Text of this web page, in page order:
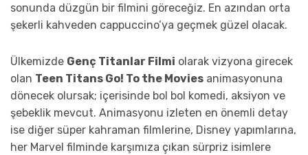
sonunda düzgün bir filmini göreceğiz. En azından orta
şekerli kahveden cappuccino’ya geçmek güzel olacak.
Ülkemizde Genç Titanlar Filmi olarak vizyona girecek
olan Teen Titans Go! To the Movies animasyonuna
dönecek olursak; içerisinde bol bol komedi, aksiyon ve
şebeklik mevcut. Animasyonu izleten en önemli detay
ise diğer süper kahraman filmlerine, Disney yapımlarına,
her Marvel filminde karşımıza çıkan sürpriz isimlere